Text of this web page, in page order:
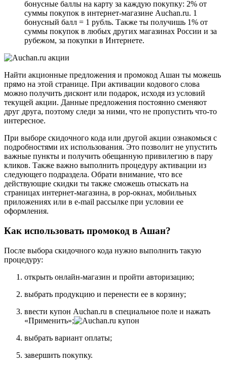
бонусные баллы на карту за каждую покупку: 2% от
суммы покупок в интернет-магазине Auchan.ru. 1
бонусный балл = 1 рубль. Также ты получишь 1% от
суммы покупок в любых других магазинах России и за
рубежом, за покупки в Интернете.
Найти акционные предложения и промокод Ашан ты можешь
прямо на этой странице. При активации кодового слова
можно получить дисконт или подарок, исходя из условий
текущей акции. Данные предложения постоянно сменяют
друг друга, поэтому следи за ними, что не пропустить что-то
интересное.
При выборе скидочного кода или другой акции ознакомься с
подробностями их использования. Это позволит не упустить
важные пункты и получить обещанную привилегию в пару
кликов. Также важно выполнить процедуру активации из
следующего подраздела. Обрати внимание, что все
действующие скидки ты также сможешь отыскать на
страницах интернет-магазина, в pop-окнах, мобильных
приложениях или в e-mail рассылке при условии ее
оформления.
Как использовать промокод в Ашан?
После выбора скидочного кода нужно выполнить такую
процедуру:
открыть онлайн-магазин и пройти авторизацию;
выбрать продукцию и перенести ее в корзину;
ввести купон Auchan.ru в специальное поле и нажать
«Применить»;
выбрать вариант оплаты;
завершить покупку.